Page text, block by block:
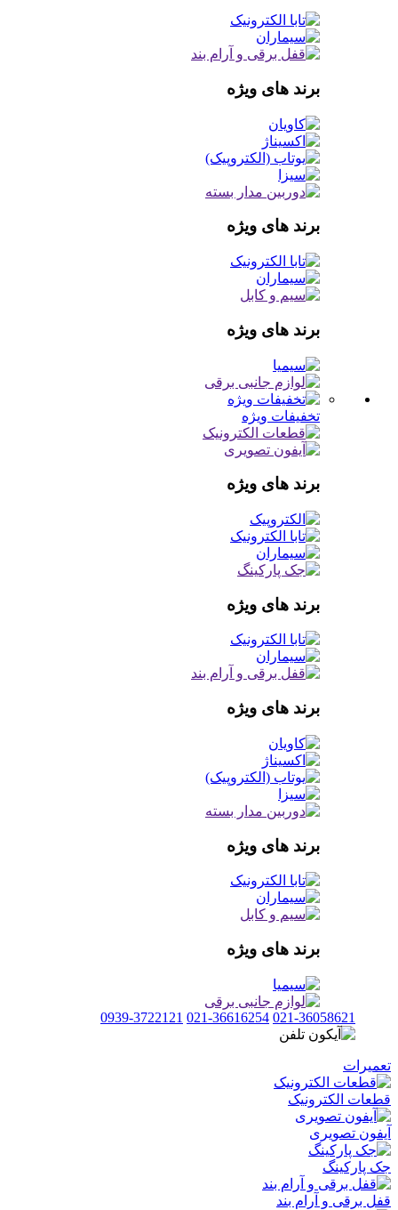
برند های ویژه
برند های ویژه
برند های ویژه
تخفیفات ویژه
برند های ویژه
برند های ویژه
برند های ویژه
برند های ویژه
برند های ویژه
021-36058621
021-36616254
0939-3722121
تعمیرات
قطعات الکترونیک
آیفون تصویری
جک پارکینگ
قفل برقی و آرام بند